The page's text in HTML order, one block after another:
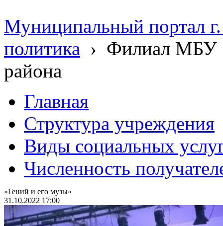
Муниципальный портал
политика › Филиал МБУ
района
Главная
Структура учреждения
Виды социальных
Численность
«Гений и его музы»
31.10.2022 17:00